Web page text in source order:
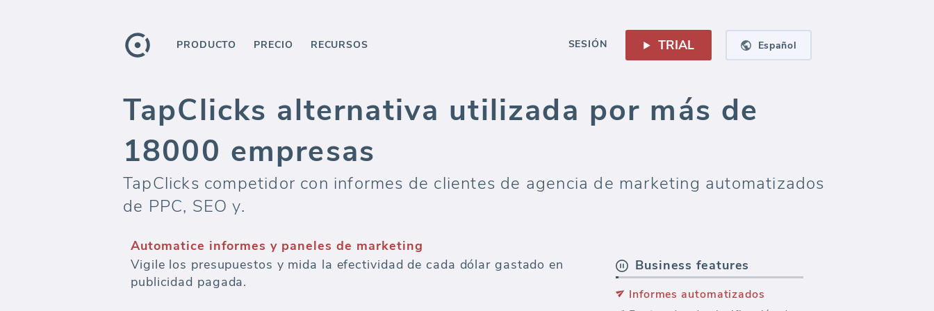
PRODUCTO PRECIO RECURSOS SESIÓN TRIAL Español
TapClicks alternativa utilizada por más de
18000 empresas
TapClicks competidor con informes de clientes de agencia de marketing automatizados
de PPC, SEO y.
Automatice informes y paneles de marketing
Vigile los presupuestos y mida la efectividad de cada dólar gastado en
publicidad pagada.
Business features
Informes automatizados